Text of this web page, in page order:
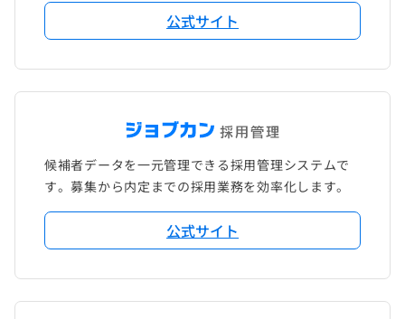
公式サイト
候補者データを一元管理できる採用管理システムで
す。募集から内定までの採用業務を効率化します。
公式サイト